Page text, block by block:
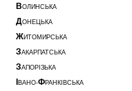
ВОЛИНСЬКА
ДОНЕЦЬКА
ЖИТОМИРСЬКА
ЗАКАРПАТСЬКА
ЗАПОРІЗЬКА
ВАНО-ФРАНКІВСЬКА